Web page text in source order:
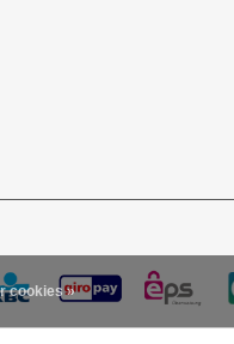
cookies »